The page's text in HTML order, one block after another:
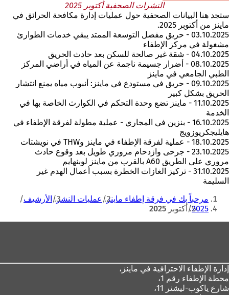
النشرات الصحفية أكتوبر 2025
ستجد هنا البيانات الصحفية حول عمليات إدارة مكافحة الحرائق في
ماينز من أكتوبر 2025.
03.10.2025 - حريق مفصل التوسعة الممتد يبقي خدمات الطوارئ
مشغولة في مركز الإطفاء
04.10.2025 - شقة غير صالحة للسكن بعد حادث الحريق
08.10.2025 - أضرار جسيمة ناجمة عن المياه في أراضي المركز
الطبي الجامعي في ماينز
09.10.2025 - حريق في مستودع في ماينز: أنبوب مياه يمنع انتشار
الحريق بشكل كبير
11.10.2025 - ماينز تضع وحدة التحكم في الكوارث الخاصة بها في
الخدمة
16.10.2025 - بنزين في المجاري - عملية مطولة لفرقة الإطفاء في
هايليجكريوزويج
18.10.2025 - عملية لفرقة الإطفاء في ماينز وTHW في نويشتات
23.10.2025 - جرحى وازدحام مروري طويل بعد وقوع حادث
مروري على الطريق A60 بالقرب من ماينز لوبنهايم
31.10.2025 - تركيز الغازات الخطرة بسبب أعمال الهدم غير
السليمة
أنت
هنا
مرحباً بك في فرقة إطفاء ماينز عمليات النشر الأرشيف
2025 أكتوبر 2025
إدارة الإطفاء الاحترافية في ماينز،
محطة الإطفاء رقم 1،
شارع ياكوب-ليشنر 11،